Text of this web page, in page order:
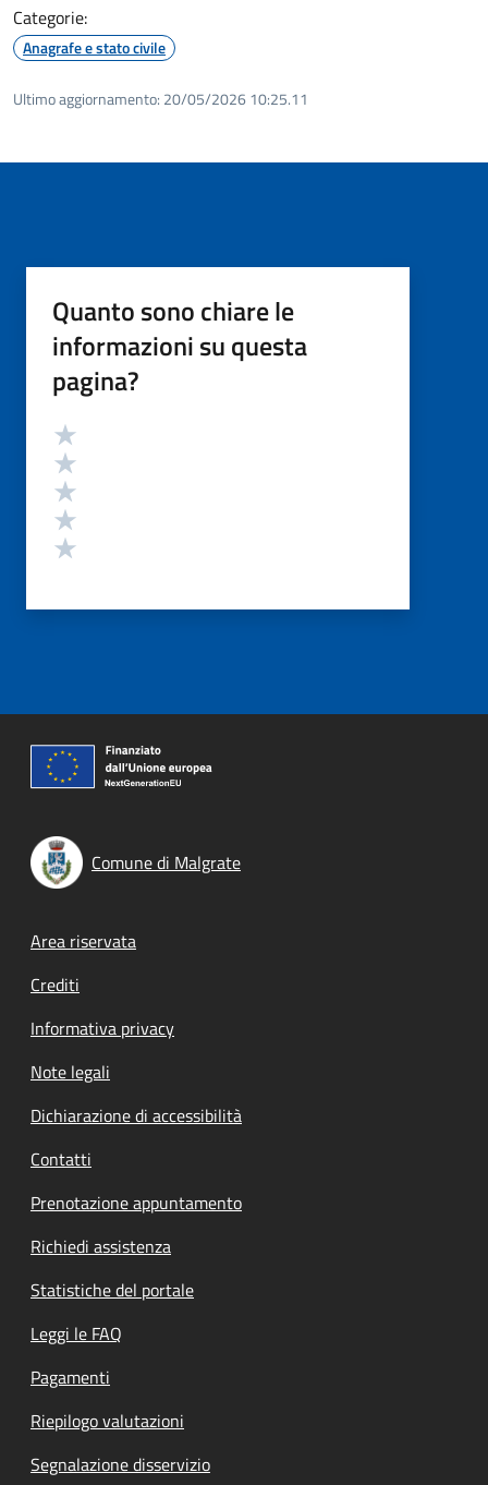
Categorie:
Anagrafe e stato civile
Ultimo aggiornamento: 20/05/2026 10:25.11
Quanto sono chiare le
informazioni su questa
pagina?
Valutazione
Comune di Malgrate
Footer menu
Area riservata
Crediti
Informativa privacy
Note legali
Dichiarazione di accessibilità
Contatti
Prenotazione appuntamento
Richiedi assistenza
Statistiche del portale
Leggi le FAQ
Pagamenti
Riepilogo valutazioni
Segnalazione disservizio